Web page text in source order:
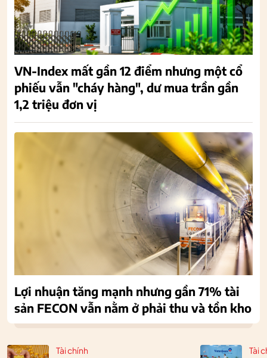
Tài chính Tài
VN-Index mất gần 12 điểm nhưng một cổ
phiếu vẫn "cháy hàng", dư mua trần gần
1,2 triệu đơn vị
Lợi nhuận tăng mạnh nhưng gần 71% tài
sản FECON vẫn nằm ở phải thu và tồn kho